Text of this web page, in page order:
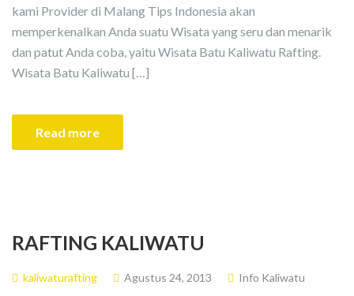
kami Provider di Malang Tips Indonesia akan
memperkenalkan Anda suatu Wisata yang seru dan menarik
dan patut Anda coba, yaitu Wisata Batu Kaliwatu Rafting.
Wisata Batu Kaliwatu […]
Read more
RAFTING KALIWATU
kaliwaturafting Agustus 24, 2013
Info Kaliwatu